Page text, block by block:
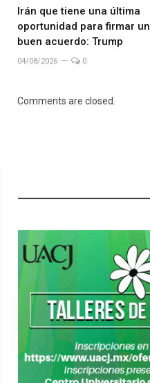
Irán que tiene una última
oportunidad para firmar un
buen acuerdo: Trump
04/08/2026 0
Comments are closed.